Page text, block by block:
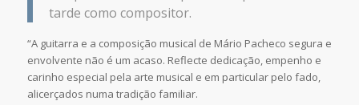
tarde como compositor.
“A guitarra e a composição musical de Mário Pacheco segura e
envolvente não é um acaso. Reflecte dedicação, empenho e
carinho especial pela arte musical e em particular pelo fado,
alicerçados numa tradição familiar.